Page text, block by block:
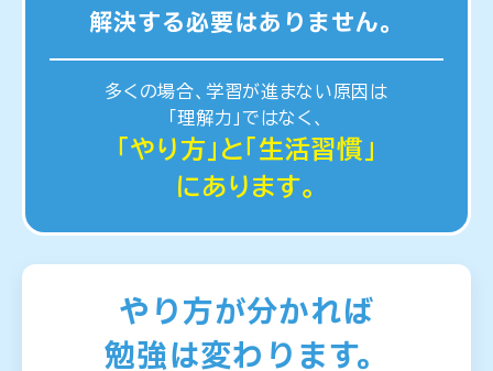
解決する必要はありません。
多くの場合、学習が進まない原因は
「理解力」ではなく、
「やり方」と「生活習慣」
にあります。
やり方が分かれば
勉強は変わります。